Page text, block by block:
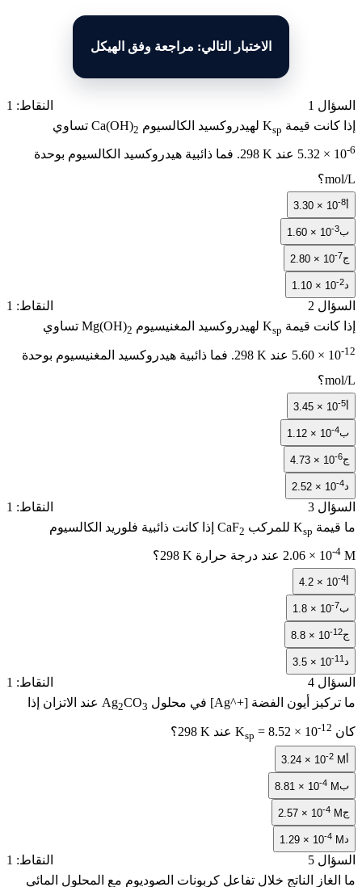
الاختبار التالي: مراجعة وفق الهيكل
1
النقاط: 1
قيمة
Ksp لهيدروكسيد الكالسيوم Ca(OH)2 تساوي
5.32 ×عند298 K. فما ذائبية هيدروكسيد الكالسيوم بوحدة
؟
3.30 ×
1.60 × 10
2.80 ×
1.10 ×
2
النقاط: 1
قيمة
Ksp لهيدروكسيد المغنيسيوم Mg(OH)2 تساوي
5.60 ×عند298 K. فما ذائبية هيدروكسيد المغنيسيوم بوحدة
؟
3.45 ×
1.12 × 10
4.73 ×
2.52 ×
3
النقاط: 1
Ksp للمركب CaF2 إذا كانت ذائبية فلوريد الكالسيوم
2.06 × 10عند درجة حرارة298 K؟
4.2 ×
1.8 × 10
8.8 × 10
3.5 × 10
4
النقاط: 1
أيون الفضة[Ag^+]في محلول Ag 2CO3 عند الاتزان إذا
Ksp= 8.52 × 10-12 عند298 K؟
3.24 × 10
8.81 × 10
2.57 × 10
1.29 × 10
5
النقاط: 1
الناتج خلال تفاعل كربونات الصوديوم مع المحلول المائي